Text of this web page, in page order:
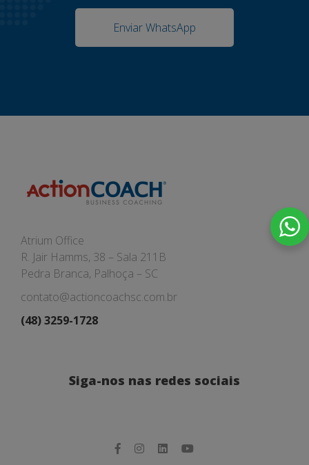
Enviar WhatsApp
Atrium Office
R. Jair Hamms, 38 – Sala 211B
Pedra Branca, Palhoça – SC
contato@actioncoachsc.com.br
(48) 3259-1728
Siga-nos nas redes sociais